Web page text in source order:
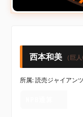
西本和美 （巨
所属: 読売ジャイアンツ